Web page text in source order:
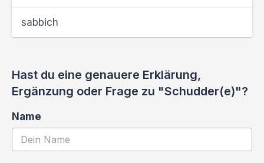
sabbich
Hast du eine genauere Erklärung,
Ergänzung oder Frage zu "Schudder(e)"?
Name